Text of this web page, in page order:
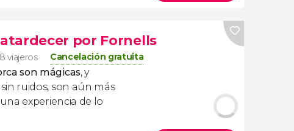
por Fornells
viajeros Cancelación gratuita
son mágicas, y
ruidos, son aún más
experiencia de lo